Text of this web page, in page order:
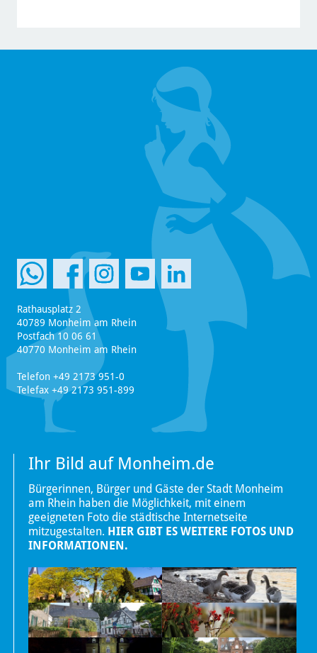
Rathausplatz 2
40789 Monheim am Rhein
Postfach 10 06 61
40770 Monheim am Rhein
Telefon +49 2173 951-0
Telefax +49 2173 951-899
Ihr Bild auf Monheim.de
Bürgerinnen, Bürger und Gäste der Stadt Monheim
am Rhein haben die Möglichkeit, mit einem
geeigneten Foto die städtische Internetseite
mitzugestalten. HIER GIBT ES WEITERE FOTOS UND
INFORMATIONEN.